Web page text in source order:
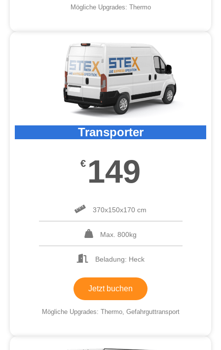
Mögliche Upgrades: Thermo
Transporter
€ 149
370x150x170 cm
Max. 800kg
Beladung: Heck
Jetzt buchen
Mögliche Upgrades: Thermo, Gefahrguttransport